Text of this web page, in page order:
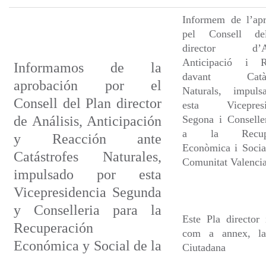
Informamos de la
aprobación por el
Consell del Plan director
de Análisis, Anticipación
y Reacción ante
Catástrofes Naturales,
impulsado por esta
Vicepresidencia Segunda
y Conselleria para la
Recuperación
Económica y Social de la
Informem de
pel Consell
director
Anticipació i
davant
Naturals,
esta
Segona i
a la
Econòmica i
Comunitat
Este Pla director
com a annex,